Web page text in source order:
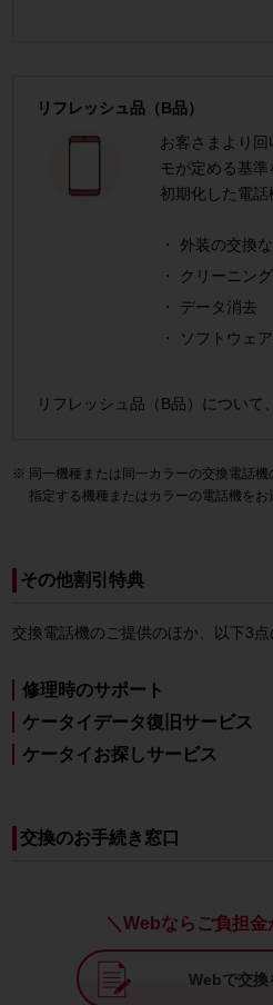
リフレッシュ品（B品）
お客さまより
モが定める基
初期化した電話
外装の交換
クリーニン
データ消去
ソフトウェ
リフレッシュ品（B品）について
同一機種または同一カラーの交換電話
指定する機種またはカラーの電話機をお
その他割引特典
交換電話機のご提供のほか、以下3点
修理時のサポート
ケータイデータ復旧サービス
ケータイお探しサービス
交換のお手続き窓口
＼Webならご負担金
Webで交換